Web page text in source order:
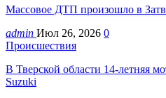
Массовое ДТП произошло в
admin Июл 26, 2026 0
Происшествия
В Тверской области 14-летняя
Suzuki